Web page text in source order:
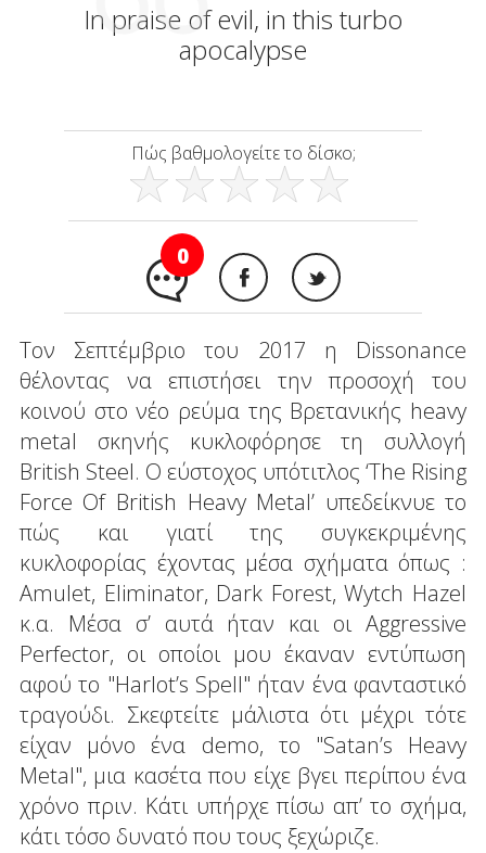
In praise of evil, in this turbo
apocalypse
Πώς βαθμολογείτε το δίσκο;
0
Τον Σεπτέμβριο του 2017 η Dissonance
θέλοντας να επιστήσει την προσοχή του
κοινού στο νέο ρεύμα της Βρετανικής heavy
metal σκηνής κυκλοφόρησε τη συλλογή
British Steel. Ο εύστοχος υπότιτλος ‘The Rising
Force Of British Heavy Metal’ υπεδείκνυε το
πώς και γιατί της συγκεκριμένης
κυκλοφορίας έχοντας μέσα σχήματα όπως :
Amulet, Eliminator, Dark Forest, Wytch Hazel
κ.α. Μέσα σ’ αυτά ήταν και οι Aggressive
Perfector, οι οποίοι μου έκαναν εντύπωση
αφού το "Harlot’s Spell" ήταν ένα φανταστικό
τραγούδι. Σκεφτείτε μάλιστα ότι μέχρι τότε
είχαν μόνο ένα demo, το "Satan’s Heavy
Metal", μια κασέτα που είχε βγει περίπου ένα
χρόνο πριν. Κάτι υπήρχε πίσω απ’ το σχήμα,
κάτι τόσο δυνατό που τους ξεχώριζε.